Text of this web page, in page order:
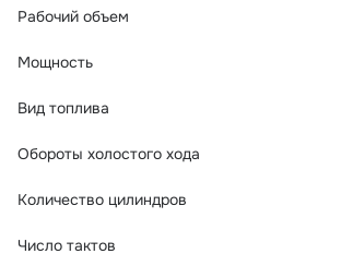
Рабочий объем
Мощность
Вид топлива
Обороты холостого хода
Количество цилиндров
Число тактов